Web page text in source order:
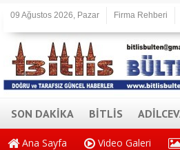
09 Ağustos 2026, Pazar Firma Rehberi
SON DAKİKA BİTLİS
Ana Sayfa Video Galeri